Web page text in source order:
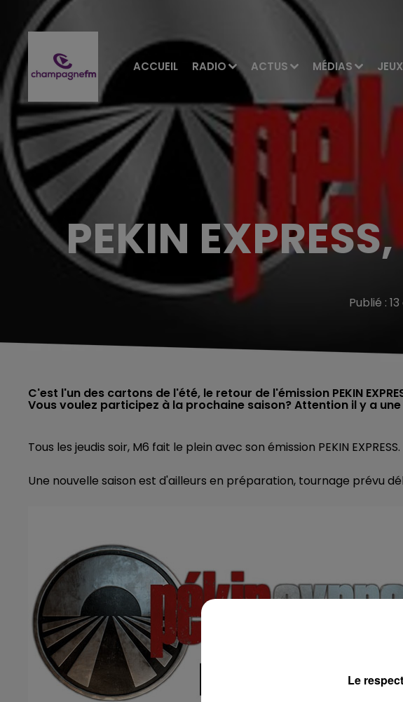
ACCUEIL RADIO ACTUS MÉDIAS JEUX
5h00 - 6h00
LE BEST OF DE LA FAMILLE
CHAMPAGNE FM
PEKIN
Publié :
C'est l'un des cartons de l'été, le retour de l'émission PEKIN
Vous voulez participez à la prochaine saison? Attention il y a
Tous les jeudis soir, M6 fait le plein avec son émission PEKIN EXPRESS.
Une nouvelle saison est d'ailleurs en préparation, tournage prévu
Le